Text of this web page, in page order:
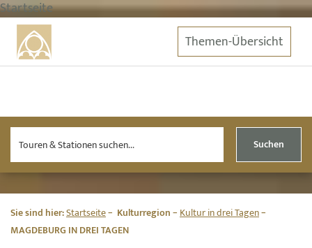
Startseite
Themen-Übersicht
Suchen
Sie sind hier:Startseite Kulturregion
Kultur in drei Tagen
MAGDEBURG IN DREI TAGEN